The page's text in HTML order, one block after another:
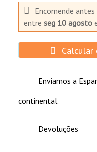
Encomende antes
entreseg 10 agosto
Calcular
Enviamos a
continental.
Devoluções
rápido. Todo